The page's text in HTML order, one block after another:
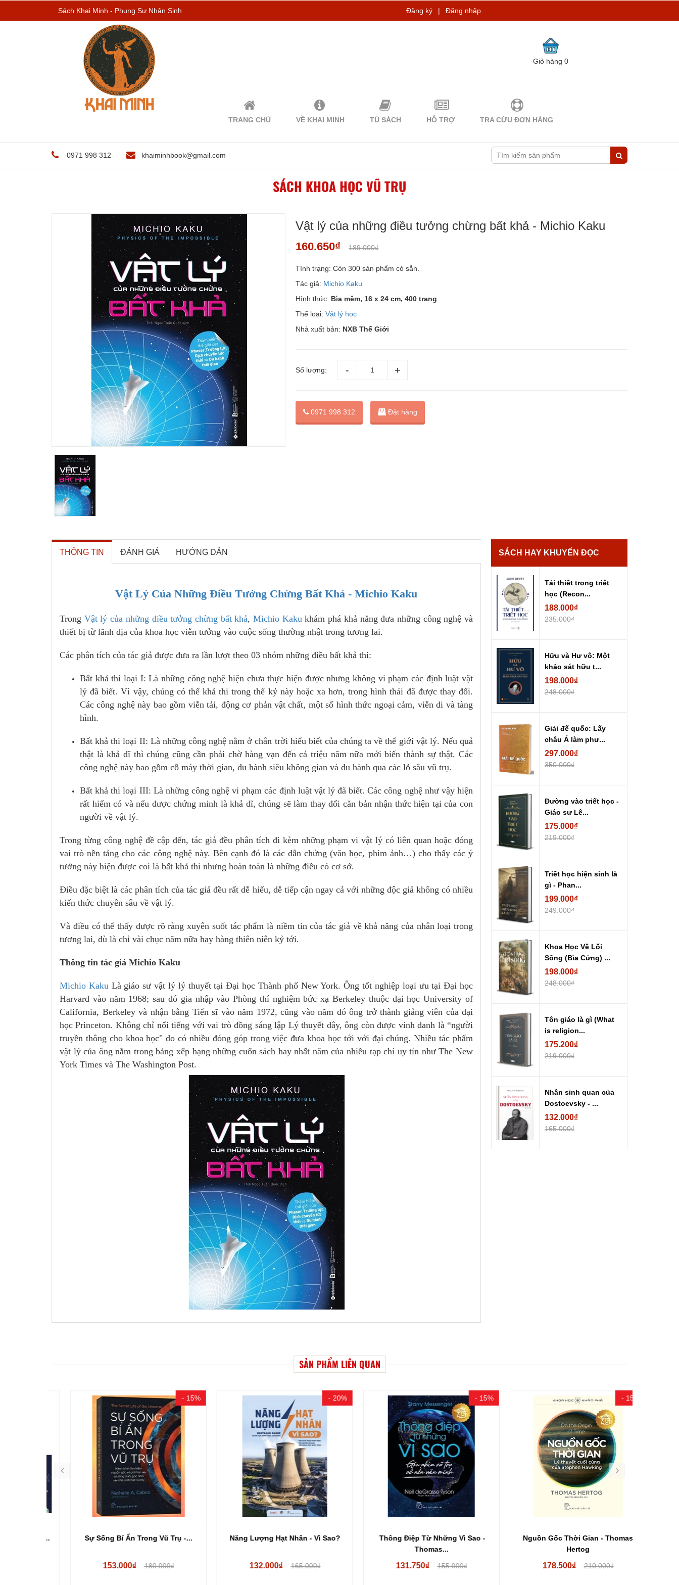
Sách Khai Minh - Phụng Sự Nhân Sinh Đăng ký | Đăng nhập
Giỏ hàng0
TRANG CHỦ VỀ KHAI MINH TỦ SÁCH HỖ TRỢ TRA CỨU ĐƠN HÀNG
0971 998 312 khaiminhbook@gmail.com
SÁCH KHOA HỌC VŨ TRỤ
Vật lý của những điều tưởng chừng bất khả - Michio Kaku
160.650₫ 189.000₫
Tình trạng: Còn 300 sản phẩm có sẵn.
Tác giả: Michio Kaku
Hình thức: Bìa mềm, 16 x 24 cm, 400 trang
Thể loại:Vật lý học
Nhà xuất bản: NXB Thế Giới
Số lượng:
0971 998 312 Đặt hàng
THÔNG TIN ĐÁNH GIÁ HƯỚNG DẪN
Vật Lý Của Những Điều Tưởng Chừng Bất Khả - Michio Kaku
Trong Vật lý của những điều tưởng chừng bất khả,Michio Kakukhám phá khả năng đưa những công nghệ và
thiết bị từ lãnh địa của khoa học viễn tưởng vào cuộc sống thường nhật trong tương lai.
Các phân tích của tác giả được đưa ra lần lượt theo 03 nhóm những điều bất khả thi:
Bất khả thi loại I: Là những công nghệ hiện chưa thực hiện được nhưng không vi phạm các định luật vật
lý đã biết. Vì vậy, chúng có thể khả thi trong thế kỷ này hoặc xa hơn, trong hình thái đã được thay đổi.
Các công nghệ này bao gồm viễn tải, động cơ phản vật chất, một số hình thức ngoại cảm, viễn di và tàng
hình.
Bất khả thi loại II: Là những công nghệ nằm ở chân trời hiểu biết của chúng ta về thế giới vật lý. Nếu quả
thật là khả dĩ thì chúng cũng cần phải chờ hàng vạn đến cả triệu năm nữa mới biến thành sự thật. Các
công nghệ này bao gồm cỗ máy thời gian, du hành siêu không gian và du hành qua các lỗ sâu vũ trụ.
Bất khả thi loại III: Là những công nghệ vi phạm các định luật vật lý đã biết. Các công nghệ như vậy hiện
rất hiếm có và nếu được chứng minh là khả dĩ, chúng sẽ làm thay đổi căn bản nhận thức hiện tại của con
người về vật lý.
Trong từng công nghệ đề cập đến, tác giả đều phân tích đi kèm những phạm vi vật lý có liên quan hoặc đóng
vai trò nền tảng cho các công nghệ này. Bên cạnh đó là các dẫn chứng (văn học, phim ảnh…) cho thấy các ý
tưởng này hiện được coi là bất khả thi nhưng hoàn toàn là những điều có cơ sở.
Điều đặc biệt là các phân tích của tác giả đều rất dễ hiểu, dễ tiếp cận ngay cả với những độc giả không có nhiều
kiến thức chuyên sâu về vật lý.
Và điều có thể thấy được rõ ràng xuyên suốt tác phẩm là niềm tin của tác giả về khả năng của nhân loại trong
tương lai, dù là chỉ vài chục năm nữa hay hàng thiên niên kỷ tới.
Thông tin tác giả Michio Kaku
Michio KakuLà giáo sư vật lý lý thuyết tại Đại học Thành phố New York. Ông tốt nghiệp loại ưu tại Đại học
Harvard vào năm 1968; sau đó gia nhập vào Phòng thí nghiệm bức xạ Berkeley thuộc đại học University of
California, Berkeley và nhận bằng Tiến sĩ vào năm 1972, cũng vào năm đó ông trở thành giảng viên của đại
học Princeton. Không chỉ nổi tiếng với vai trò đồng sáng lập Lý thuyết dây, ông còn được vinh danh là “người
truyền thông cho khoa học" do có nhiều đóng góp trong việc đưa khoa học tới với đại chúng. Nhiều tác phẩm
vật lý của ông nằm trong bảng xếp hạng những cuốn sách hay nhất năm của nhiều tạp chí uy tín như The New
York Times và The Washington Post.
SÁCH HAY KHUYẾN ĐỌC
Tái thiết trong triết
học (Recon...
188.000₫
235.000₫
Hữu và Hư vô: Một
khảo sát hữu t...
198.000₫
248.000₫
Giải đế quốc: Lấy
châu Á làm phư...
297.000₫
350.000₫
Đường vào triết học -
Giáo sư Lê...
175.000₫
219.000₫
Triết học hiện sinh là
gì - Phan...
199.000₫
249.000₫
Khoa Học Về Lối
Sống (Bìa Cứng) ...
198.000₫
248.000₫
Tôn giáo là gì (What
is religion...
175.200₫
219.000₫
Nhân sinh quan của
Dostoevsky - ...
132.000₫
165.000₫
SẢN PHẨM LIÊN QUAN
- 15%
Sự Sống Bí Ẩn Trong Vũ Trụ -...
153.000₫ 180.000₫
- 20%
Năng Lượng Hạt Nhân - Vì Sao?
132.000₫ 165.000₫
- 15%
Thông Điệp Từ Những Vì Sao -
Thomas...
131.750₫ 155.000₫
- 15%
Nguồn Gốc Thời Gian - Thomas
Hertog
178.500₫ 210.000₫